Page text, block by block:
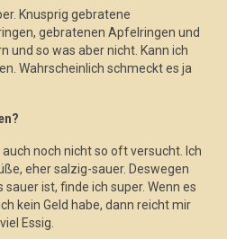
Knusprig gebratene
gebratenen Apfelringen und
und so was aber nicht. Kann ich
Wahrscheinlich schmeckt es ja
auch noch nicht so oft versucht. Ich
eher salzig-sauer. Deswegen
ist, finde ich super. Wenn es
kein Geld habe, dann reicht mir
Essig.